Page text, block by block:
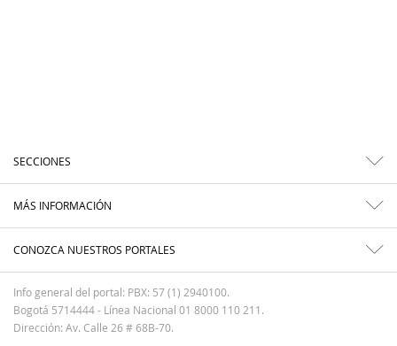
SECCIONES
MÁS INFORMACIÓN
CONOZCA NUESTROS PORTALES
Info general del portal: PBX: 57 (1) 2940100.
Bogotá 5714444 - Línea Nacional 01 8000 110 211.
Dirección: Av. Calle 26 # 68B-70.